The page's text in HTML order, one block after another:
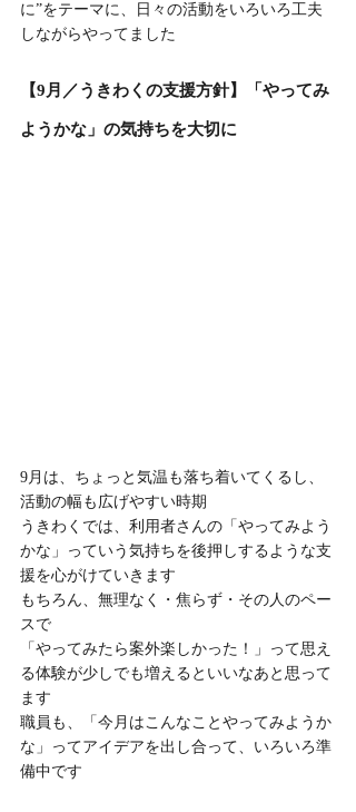
に”をテーマに、日々の活動をいろいろ工夫
しながらやってました
【9月／うきわくの支援方針】「やってみ
ようかな」の気持ちを大切に
9月は、ちょっと気温も落ち着いてくるし、
活動の幅も広げやすい時期
うきわくでは、利用者さんの「やってみよう
かな」っていう気持ちを後押しするような支
援を心がけていきます
もちろん、無理なく・焦らず・その人のペー
スで
「やってみたら案外楽しかった！」って思え
る体験が少しでも増えるといいなあと思って
ます
職員も、「今月はこんなことやってみようか
な」ってアイデアを出し合って、いろいろ準
備中です